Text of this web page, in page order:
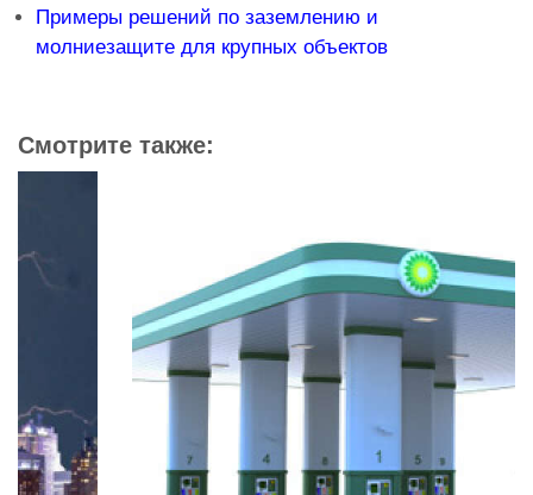
Примеры решений по заземлению и
молниезащите для крупных объектов
Смотрите также: